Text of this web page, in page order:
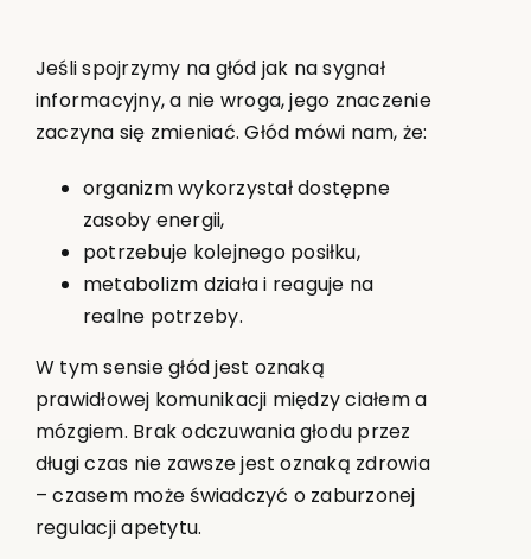
Jeśli spojrzymy na głód jak na sygnał
informacyjny, a nie wroga, jego znaczenie
zaczyna się zmieniać. Głód mówi nam, że:
organizm wykorzystał dostępne
zasoby energii,
potrzebuje kolejnego posiłku,
metabolizm działa i reaguje na
realne potrzeby.
W tym sensie głód jest oznaką
prawidłowej komunikacji między ciałem a
mózgiem. Brak odczuwania głodu przez
długi czas nie zawsze jest oznaką zdrowia
– czasem może świadczyć o zaburzonej
regulacji apetytu.